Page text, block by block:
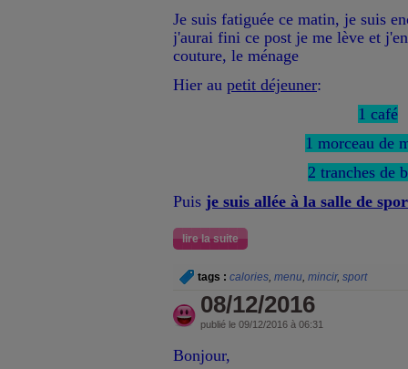
Je suis fatiguée ce matin, je suis
j'aurai fini ce post je me lève et
couture, le ménage
Hier au petit déjeuner:
1 café
1 morceau de
2 tranches de
Puis je suis allée à la salle de
lire la suite
tags : calories, menu, mincir, sport
08/12/2016
publié le 09/12/2016 à 06:31
Bonjour,